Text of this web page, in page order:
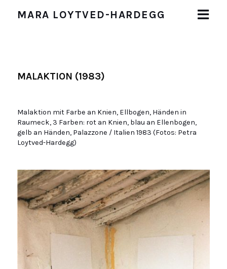
MARA LOYTVED-HARDEGG
Zeichnungen und Collagen
Malaktion (1983)
Objekte
Installationen
AUSSTELLUNGEN
PUBLIKATIONEN
IMPRESSUM
MALAKTION (1983)
Malaktion mit Farbe an Knien, Ellbogen, Händen in
Raumeck, 3 Farben: rot an Knien, blau an Ellenbogen,
gelb an Händen, Palazzone / Italien 1983 (Fotos: Petra
Loytved-Hardegg)